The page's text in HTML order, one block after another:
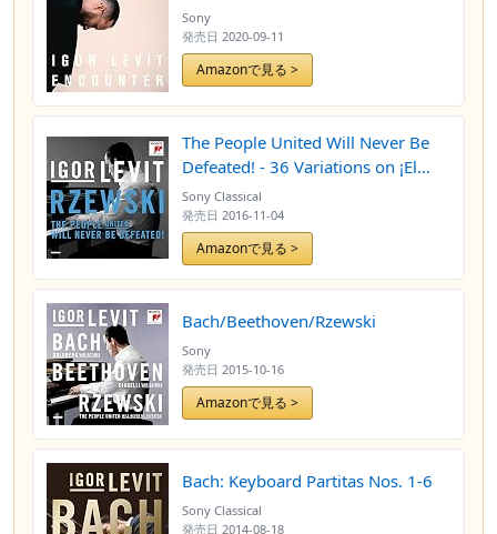
Sony
発売日 2020-09-11
Amazonで見る >
The People United Will Never Be
Defeated! - 36 Variations on ¡El
pueblo unido jamás será vencido!
Sony Classical
発売日 2016-11-04
Amazonで見る >
Bach/Beethoven/Rzewski
Sony
発売日 2015-10-16
Amazonで見る >
Bach: Keyboard Partitas Nos. 1-6
Sony Classical
発売日 2014-08-18